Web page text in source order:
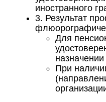
иностранного
3. Результат
Для
При